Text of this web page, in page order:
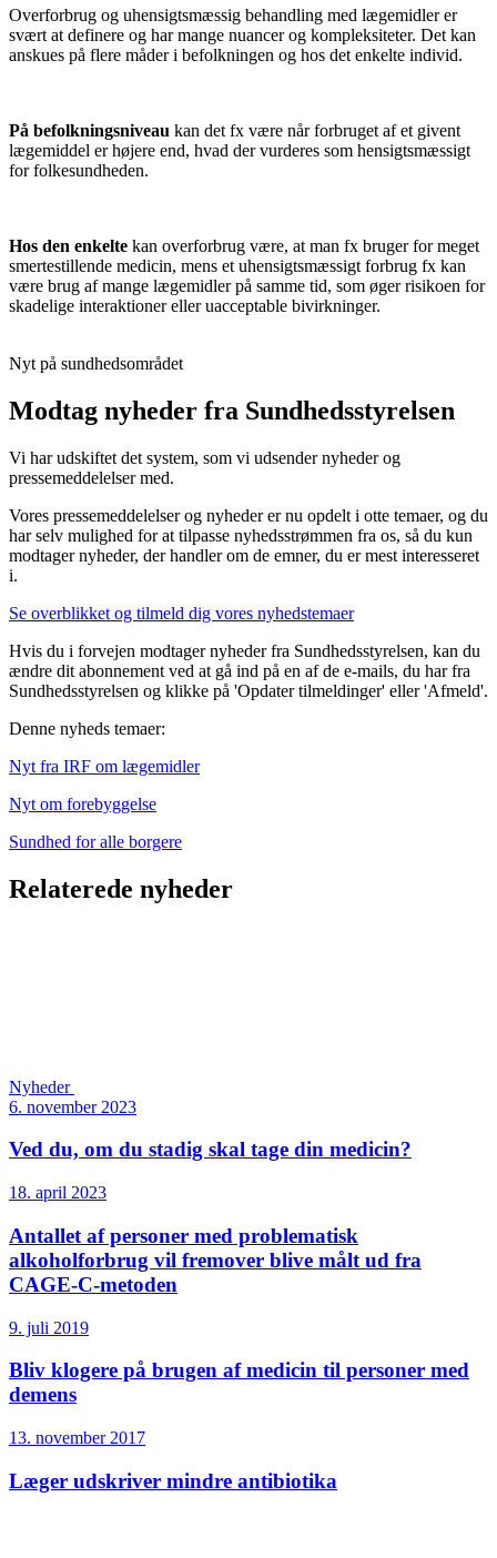
Overforbrug og uhensigtsmæssig behandling med lægemidler er
svært at definere og har mange nuancer og kompleksiteter. Det kan
anskues på flere måder i befolkningen og hos det enkelte individ.
På befolkningsniveau kan det fx være når forbruget af et givent
lægemiddel er højere end, hvad der vurderes som hensigtsmæssigt
for folkesundheden.
Hos den enkelte kan overforbrug være, at man fx bruger for meget
smertestillende medicin, mens et uhensigtsmæssigt forbrug fx kan
være brug af mange lægemidler på samme tid, som øger risikoen for
skadelige interaktioner eller uacceptable bivirkninger.
Nyt på sundhedsområdet
Modtag nyheder fra Sundhedsstyrelsen
Vi har udskiftet det system, som vi udsender nyheder og
pressemeddelelser med.
Vores pressemeddelelser og nyheder er nu opdelt i otte temaer, og du
har selv mulighed for at tilpasse nyhedsstrømmen fra os, så du kun
modtager nyheder, der handler om de emner, du er mest interesseret
i.
Se overblikket og tilmeld dig vores nyhedstemaer
Hvis du i forvejen modtager nyheder fra Sundhedsstyrelsen, kan du
ændre dit abonnement ved at gå ind på en af de e-mails, du har fra
Sundhedsstyrelsen og klikke på 'Opdater tilmeldinger' eller 'Afmeld'.
Denne nyheds temaer:
Nyt fra IRF om lægemidler
Nyt om forebyggelse
Sundhed for alle borgere
Relaterede nyheder
Nyheder
6. november 2023
Ved du, om du stadig skal tage din medicin?
18. april 2023
Antallet af personer med problematisk
alkoholforbrug vil fremover blive målt ud fra
CAGE-C-metoden
9. juli 2019
Bliv klogere på brugen af medicin til personer med
demens
13. november 2017
Læger udskriver mindre antibiotika